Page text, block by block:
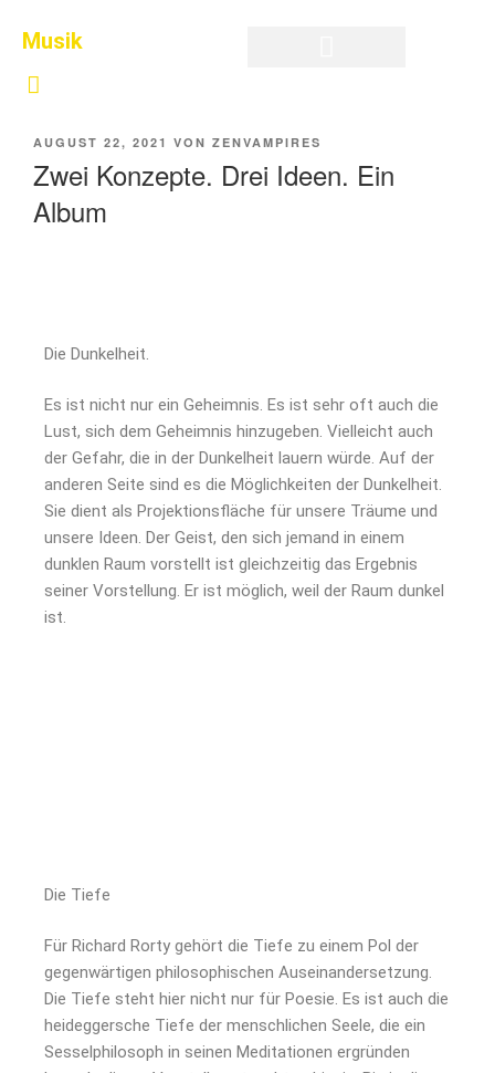
Musik
AUGUST 22, 2021 VON ZENVAMPIRES
Zwei Konzepte. Drei Ideen. Ein
Album
Die Dunkelheit.
Es ist nicht nur ein Geheimnis. Es ist sehr oft auch die
Lust, sich dem Geheimnis hinzugeben. Vielleicht auch
der Gefahr, die in der Dunkelheit lauern würde. Auf der
anderen Seite sind es die Möglichkeiten der Dunkelheit.
Sie dient als Projektionsfläche für unsere Träume und
unsere Ideen. Der Geist, den sich jemand in einem
dunklen Raum vorstellt ist gleichzeitig das Ergebnis
seiner Vorstellung. Er ist möglich, weil der Raum dunkel
ist.
Die Tiefe
Für Richard Rorty gehört die Tiefe zu einem Pol der
gegenwärtigen philosophischen Auseinandersetzung.
Die Tiefe steht hier nicht nur für Poesie. Es ist auch die
heideggersche Tiefe der menschlichen Seele, die ein
Sesselphilosoph in seinen Meditationen ergründen